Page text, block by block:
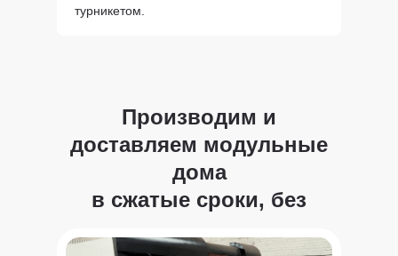
турникетом.
Производим и
доставляем модульные
дома
в сжатые сроки, без